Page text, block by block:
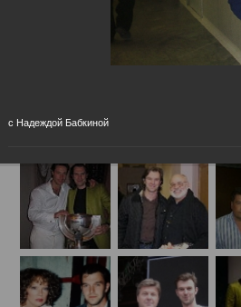
Концертные (на сцене и за кулисами)
с Надеждой Бабкиной